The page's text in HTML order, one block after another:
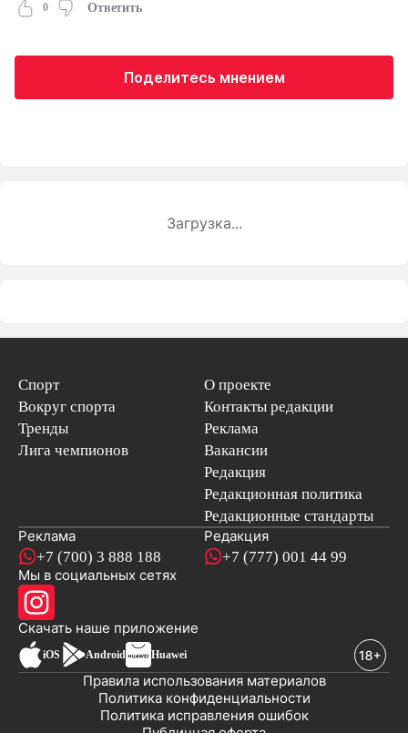
0 Ответить
Поделитесь мнением
Загрузка...
Спорт
Вокруг спорта
Тренды
Лига чемпионов
О проекте
Контакты редакции
Реклама
Вакансии
Редакция
Редакционная политика
Редакционные стандарты
Реклама
+7 (700) 3 888 188
Редакция
+7 (777) 001 44 99
Мы в социальных сетях
Скачать наше приложениеновостей
iOS Android Huawei
Политика исправления ошибок
Политика конфиденциальности
Правила использования материалов